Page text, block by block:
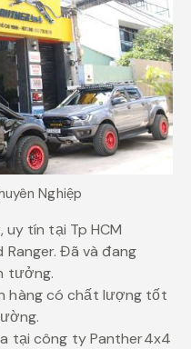
Nghiệp
tín tại Tp HCM
Đã và đang
tưởng.
hàng có chất lượng tốt
tại công ty Panther4x4